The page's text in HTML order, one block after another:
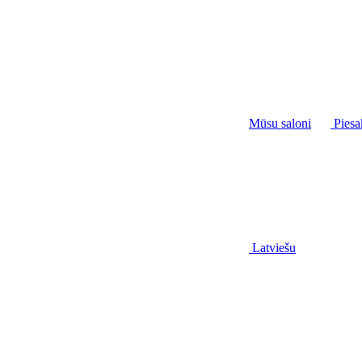
Mūsu saloni
Latviešu